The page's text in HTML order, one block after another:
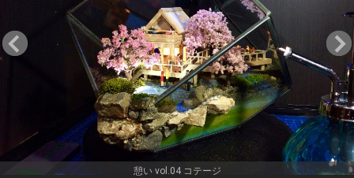
憩い vol.04 コテージ